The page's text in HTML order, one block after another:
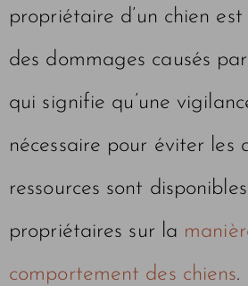
propriétaire d’un chien
des dommages causés
qui signifie qu’une
nécessaire pour éviter les
ressources sont
propriétaires sur la
comportement des chiens.